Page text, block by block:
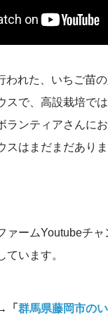
われた、いちご苗の
スで、高設栽培で
ランティアさんに
スはまだまだあり
ァームYoutubeチ
ています。
「 群馬県藤岡市の